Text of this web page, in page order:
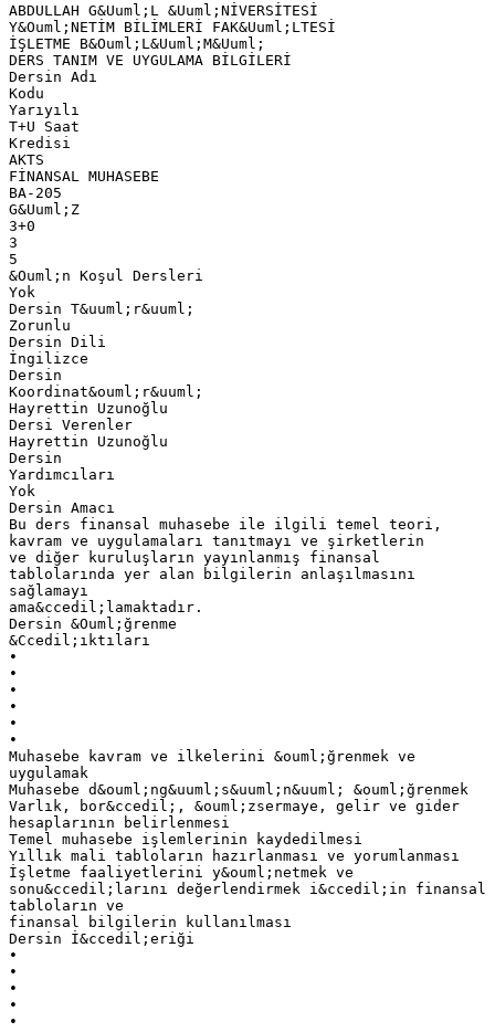
ABDULLAH G&Uuml;L &Uuml;NİVERSİTESİ
Y&Ouml;NETİM BİLİMLERİ FAK&Uuml;LTESİ
İŞLETME B&Ouml;L&Uuml;M&Uuml;
DERS TANIM VE UYGULAMA BİLGİLERİ
Dersin Adı
Kodu
Yarıyılı
T+U Saat
Kredisi
AKTS
FİNANSAL MUHASEBE
BA-205
G&Uuml;Z
3+0
3
5
&Ouml;n Koşul Dersleri
Yok
Dersin T&uuml;r&uuml;
Zorunlu
Dersin Dili
İngilizce
Dersin
Koordinat&ouml;r&uuml;
Hayrettin Uzunoğlu
Dersi Verenler
Hayrettin Uzunoğlu
Dersin
Yardımcıları
Yok
Dersin Amacı
Bu ders finansal muhasebe ile ilgili temel teori,
kavram ve uygulamaları tanıtmayı ve şirketlerin
ve diğer kuruluşların yayınlanmış finansal
tablolarında yer alan bilgilerin anlaşılmasını
sağlamayı
ama&ccedil;lamaktadır.
Dersin &Ouml;ğrenme
&Ccedil;ıktıları
•
•
•
•
•
•
Muhasebe kavram ve ilkelerini &ouml;ğrenmek ve
uygulamak
Muhasebe d&ouml;ng&uuml;s&uuml;n&uuml; &ouml;ğrenmek
Varlık, bor&ccedil;, &ouml;zsermaye, gelir ve gider
hesaplarının belirlenmesi
Temel muhasebe işlemlerinin kaydedilmesi
Yıllık mali tabloların hazırlanması ve yorumlanması
İşletme faaliyetlerini y&ouml;netmek ve
sonu&ccedil;larını değerlendirmek i&ccedil;in finansal
tabloların ve
finansal bilgilerin kullanılması
Dersin İ&ccedil;eriği
•
•
•
•
•